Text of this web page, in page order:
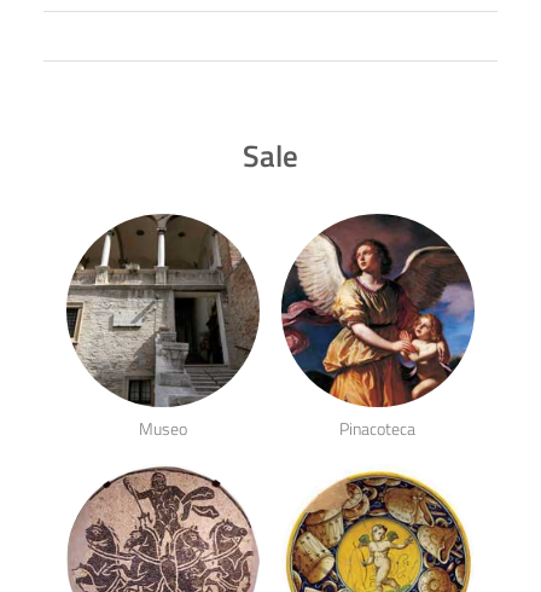
Sale
Museo Pinacoteca